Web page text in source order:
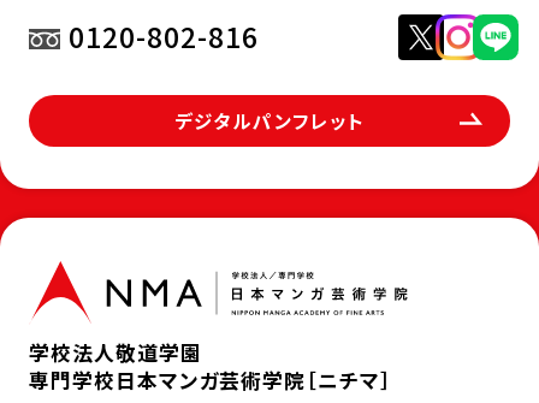
0120-802-816
デジタルパンフレット
学校法人敬道学園
専門学校日本マンガ芸術学院［ニチマ］